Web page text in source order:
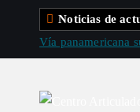
Noticias de
Vía panamericana